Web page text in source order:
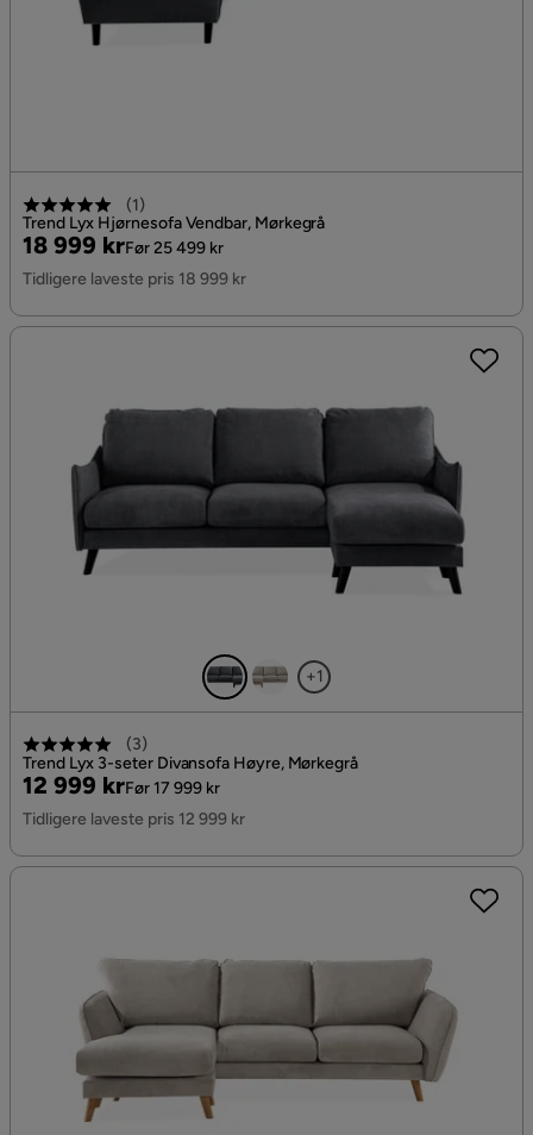
(1)
Trend Lyx Hjørnesofa Vendbar, Mørkegrå
Pris
18 999 kr
Original
Pris
Før 25 499 kr
Tidligere laveste pris 18 999 kr
+1
(3)
Trend Lyx 3-seter Divansofa Høyre, Mørkegrå
Pris
12 999 kr
Original
Pris
Før 17 999 kr
Tidligere laveste pris 12 999 kr